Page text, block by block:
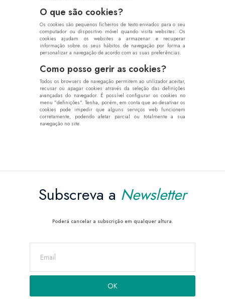
O que são cookies?
Os cookies são pequenos ficheiros de texto enviados para o seu
computador ou dispositivo móvel quando visita websites. Os
cookies ajudam os websites a armazenar e recuperar
informação sobre os seus hábitos de navegação por forma a
personalizar a navegação de acordo com as suas preferências.
Como posso gerir as cookies?
Todos os browsers de navegação permitem ao utilizador aceitar,
recusar ou apagar cookies através da seleção das definições
avançadas do navegador. É possível configurar os cookies no
menu "definições". Tenha, porém, em conta que ao desativar os
cookies pode impedir que alguns serviços web funcionem
corretamente, podendo afetar parcial ou totalmente a sua
navegação no site.
Subscreva a Newsletter
Poderá cancelar a subscrição em qualquer altura.